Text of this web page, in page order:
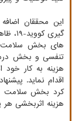
این محققان
گیری
های بخش سلامت
تنفسی و بخش
هزینه به کار خود
اقدام نماید.
کرد بخش سلامت
هزینه اثربخشی